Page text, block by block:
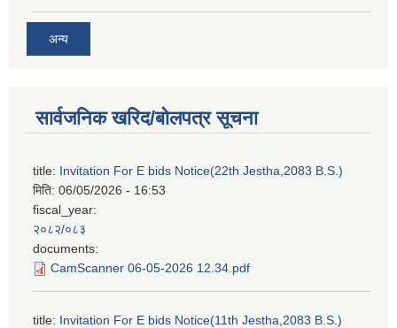
अन्य
सार्वजनिक खरिद/बोलपत्र सूचना
title: Invitation For E bids Notice(22th Jestha,2083 B.S.)
मिति: 06/05/2026 - 16:53
fiscal_year:
२०८२/०८३
documents:
CamScanner 06-05-2026 12.34.pdf
title: Invitation For E bids Notice(11th Jestha,2083 B.S.)